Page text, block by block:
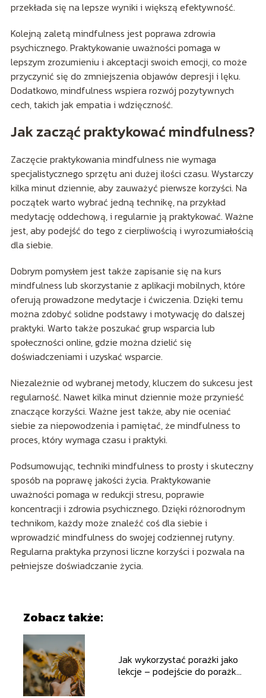
przekłada się na lepsze wyniki i większą efektywność.
Kolejną zaletą mindfulness jest poprawa zdrowia
psychicznego. Praktykowanie uważności pomaga w
lepszym zrozumieniu i akceptacji swoich emocji, co może
przyczynić się do zmniejszenia objawów depresji i lęku.
Dodatkowo, mindfulness wspiera rozwój pozytywnych
cech, takich jak empatia i wdzięczność.
Jak zacząć praktykować mindfulness?
Zaczęcie praktykowania mindfulness nie wymaga
specjalistycznego sprzętu ani dużej ilości czasu. Wystarczy
kilka minut dziennie, aby zauważyć pierwsze korzyści. Na
początek warto wybrać jedną technikę, na przykład
medytację oddechową, i regularnie ją praktykować. Ważne
jest, aby podejść do tego z cierpliwością i wyrozumiałością
dla siebie.
Dobrym pomysłem jest także zapisanie się na kurs
mindfulness lub skorzystanie z aplikacji mobilnych, które
oferują prowadzone medytacje i ćwiczenia. Dzięki temu
można zdobyć solidne podstawy i motywację do dalszej
praktyki. Warto także poszukać grup wsparcia lub
społeczności online, gdzie można dzielić się
doświadczeniami i uzyskać wsparcie.
Niezależnie od wybranej metody, kluczem do sukcesu jest
regularność. Nawet kilka minut dziennie może przynieść
znaczące korzyści. Ważne jest także, aby nie oceniać
siebie za niepowodzenia i pamiętać, że mindfulness to
proces, który wymaga czasu i praktyki.
Podsumowując, techniki mindfulness to prosty i skuteczny
sposób na poprawę jakości życia. Praktykowanie
uważności pomaga w redukcji stresu, poprawie
koncentracji i zdrowia psychicznego. Dzięki różnorodnym
technikom, każdy może znaleźć coś dla siebie i
wprowadzić mindfulness do swojej codziennej rutyny.
Regularna praktyka przynosi liczne korzyści i pozwala na
pełniejsze doświadczanie życia.
Zobacz także:
Jak wykorzystać porażki jako
lekcje – podejście do porażki